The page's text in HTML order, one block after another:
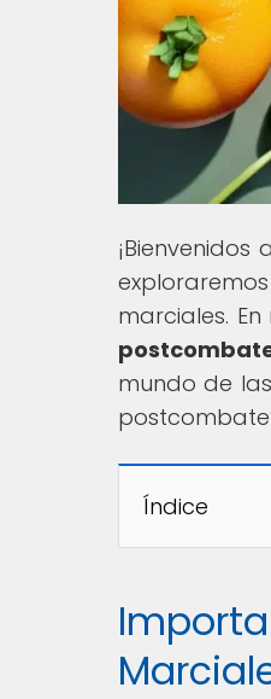
¡Bienvenidos a
marciales.
mundo de
Índice